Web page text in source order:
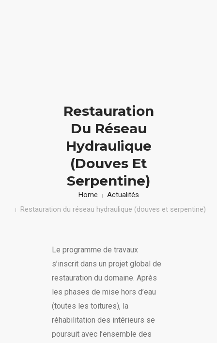
Restauration
Du Réseau
Hydraulique
(douves Et
Serpentine)
Home
Actualités
Restauration du réseau hydraulique (douves et serpentine)
Le programme de travaux
s’inscrit dans un projet global de
restauration du domaine. Après
les phases de mise hors d’eau
(toutes les toitures), la
réhabilitation des intérieurs se
poursuit avec l’ensemble des